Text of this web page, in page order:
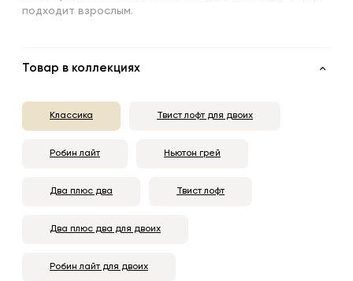
подходит взрослым.
Товар в коллекциях
Классика Твист лофт для двоих
Робин лайт Ньютон грей
Два плюс два Твист лофт
Два плюс два для двоих
Робин лайт для двоих